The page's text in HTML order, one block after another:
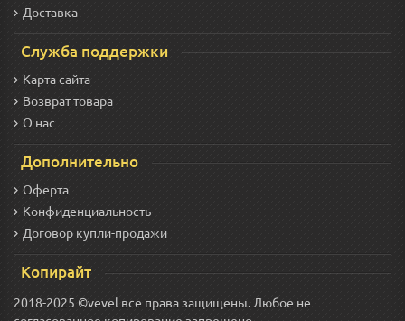
Доставка
Служба поддержки
Карта сайта
Возврат товара
О нас
Дополнительно
Оферта
Конфиденциальность
Договор купли-продажи
Копирайт
2018-2025 ©vevel все права защищены. Любое не